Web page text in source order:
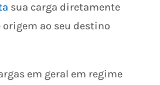
sua carga diretamente
origem ao seu destino
em geral em regime